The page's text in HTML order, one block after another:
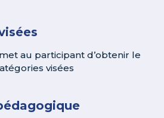
au participant d’obtenir le
visées